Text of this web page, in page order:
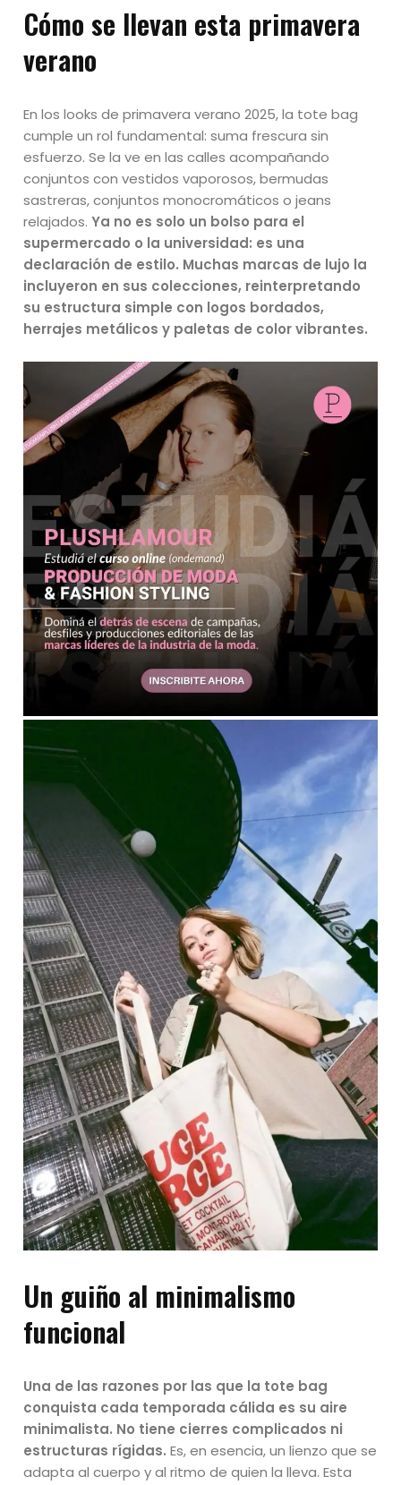
Cómo se llevan esta primavera
verano
En los looks de primavera verano 2025, la tote bag
cumple un rol fundamental: suma frescura sin
esfuerzo. Se la ve en las calles acompañando
conjuntos con vestidos vaporosos, bermudas
sastreras, conjuntos monocromáticos o jeans
relajados. Ya no es solo un bolso para el
supermercado o la universidad: es una
declaración de estilo. Muchas marcas de lujo la
incluyeron en sus colecciones, reinterpretando
su estructura simple con logos bordados,
herrajes metálicos y paletas de color vibrantes.
Un guiño al minimalismo
funcional
Una de las razones por las que la tote bag
conquista cada temporada cálida es su aire
minimalista. No tiene cierres complicados ni
estructuras rígidas.Es, en esencia, un lienzo que se
adapta al cuerpo y al ritmo de quien la lleva. Esta